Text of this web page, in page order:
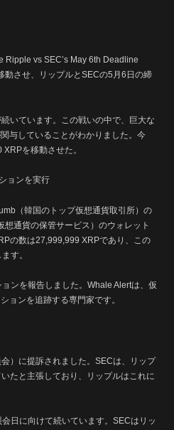
動させ、リップルとSECの5月6日の締
いています。この戦いの中で、巨大な
与していることがわかりました。今
を移動させた。
ョンを実行
（韓国のトップ仮想通貨取引所）の
通貨の保管サービス）のウォレット
の数は27,999,999 XRPであり、この
す。
ンを報告しました。Whale Alertは、仮
ョンを追跡する専門家です。
）に提訴されました。SECは、リップ
たと主張しており、リップルはこれに
日に向けて続いています。SECはリッ